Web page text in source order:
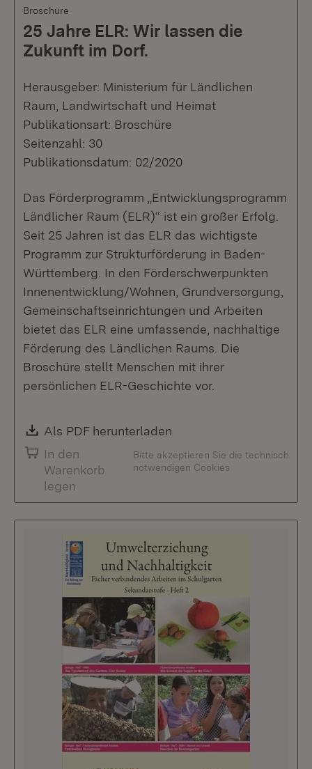
Broschüre
25 Jahre ELR: Wir lassen die
Zukunft im Dorf.
Herausgeber: Ministerium für Ländlichen
Raum, Landwirtschaft und Heimat
Publikationsart: Broschüre
Seitenzahl: 30
Publikationsdatum: 02/2020
Das Förderprogramm „Entwicklungsprogramm
Ländlicher Raum (ELR)“ ist ein großer Erfolg.
Seit 25 Jahren ist das ELR das wichtigste
Programm zur Strukturförderung in Baden-
Württemberg. In den Förderschwerpunkten
Innenentwicklung/Wohnen, Grundversorgung,
Gemeinschaftseinrichtungen und Arbeiten
bietet das ELR eine umfassende, nachhaltige
Förderung des Ländlichen Raums. Die
Broschüre stellt Menschen mit ihrer
persönlichen ELR-Geschichte vor.
Download:
Als PDF herunterladen
In den
Warenkorb
legen
Bitte akzeptieren Sie die technisch
notwendigen Cookies